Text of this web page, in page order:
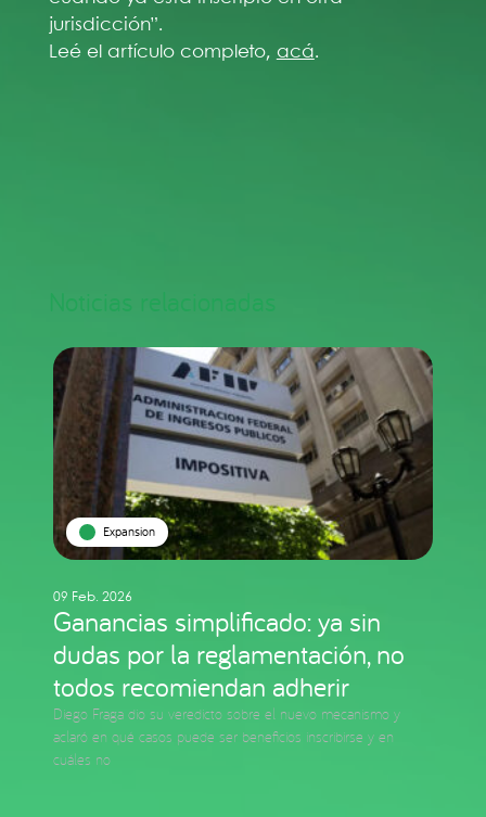
jurisdicción”.
Leé el artículo completo, acá.
Noticias relacionadas
Expansion
09 Feb. 2026
Ganancias simplificado: ya sin
dudas por la reglamentación, no
todos recomiendan adherir
Diego Fraga dio su veredicto sobre el nuevo mecanismo y
aclaró en qué casos puede ser beneficios inscribirse y en
cuáles no